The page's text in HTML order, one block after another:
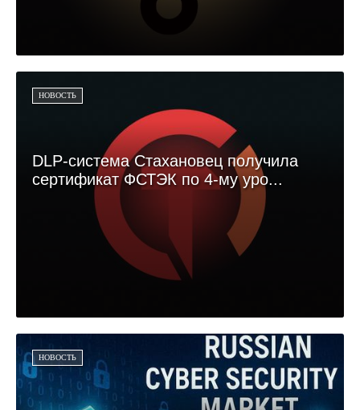
НОВОСТЬ
DLP-система Стахановец получила
сертификат ФСТЭК по 4-му уро...
НОВОСТЬ